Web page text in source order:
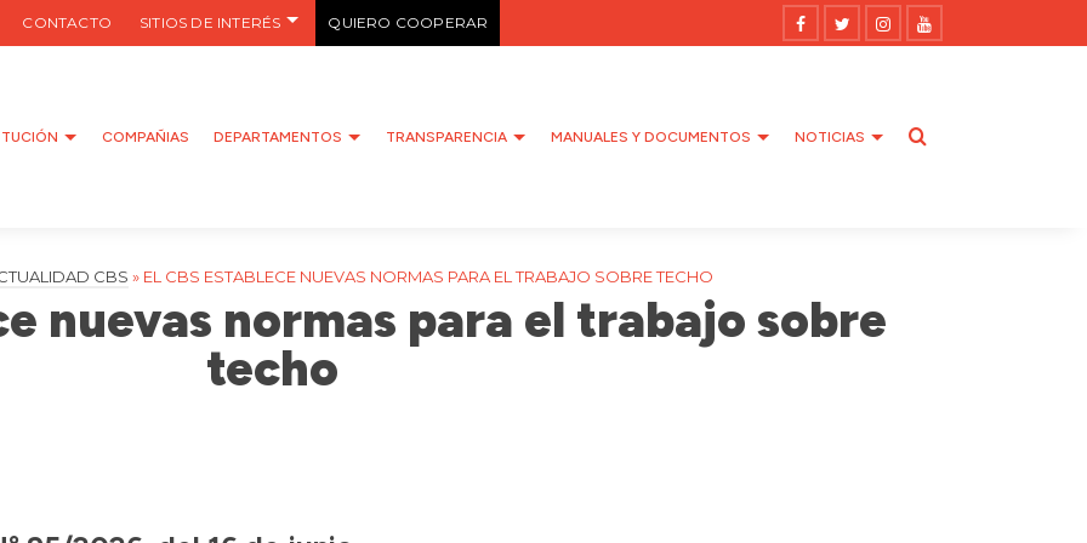
CONTACTO SITIOS DE INTERÉS QUIERO COOPERAR
COMPAÑIAS DEPARTAMENTOS TRANSPARENCIA MANUALES Y DOCUMENTOS NOTICIAS
CBS » EL CBS ESTABLECE NUEVAS NORMAS PARA EL TRABAJO SOBRE TECHO
nuevas normas para el trabajo sobre
techo